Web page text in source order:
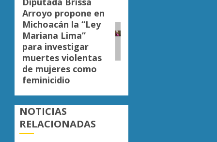
Siguiente
entrada:
Arroyo propone en
Michoacán la “Ley
Mariana Lima”
para investigar
muertes violentas
de mujeres como
feminicidio
NOTICIAS
RELACIONADAS